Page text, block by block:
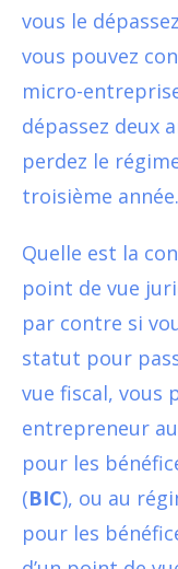
vous le
vous pouvez
micro-
dépassez deux
perdez le
troisième année.
Quelle est la
point de vue
par contre si
statut pour
vue fiscal, vous
entrepreneur
pour les
(BIC), ou au
pour les